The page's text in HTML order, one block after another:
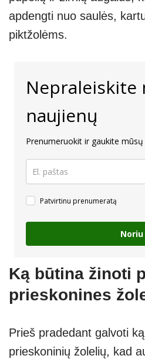
apdengti nuo saulės,
piktžolėms.
Nepraleiskite
naujienų
Prenumeruokit ir gaukite
Patvirtinu prenumeratą
Noriu
Ką būtina žinoti
prieskonines
Prieš pradedant galvoti
prieskoninių žolelių, kad